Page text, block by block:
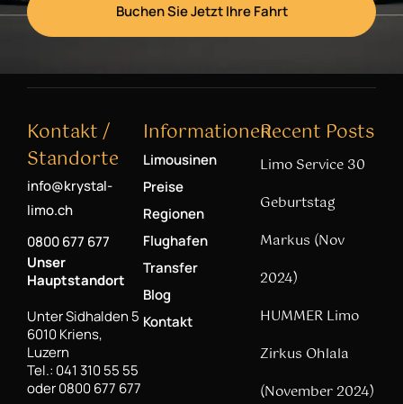
Buchen Sie Jetzt Ihre Fahrt
Kontakt /
Standorte
info@krystal-
limo.ch
0800 677 677
Unser
Hauptstandort
Unter Sidhalden 5
6010 Kriens,
Luzern
Tel.: 041 310 55 55
oder 0800 677 677
Informationen
Limousinen
Preise
Regionen
Flughafen
Transfer
Blog
Kontakt
Recent Posts
Limo Service 30
Geburtstag
Markus (Nov
2024)
HUMMER Limo
Zirkus Ohlala
(November 2024)